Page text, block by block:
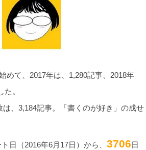
めて、2017年は、1,280記事、2018年
。
は、3,184記事。「書くのが好き」の成せ
日（2016年6月17日）から、 3706日